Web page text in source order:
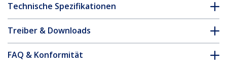
Technische Spezifikationen
Treiber & Downloads
FAQ & Konformität